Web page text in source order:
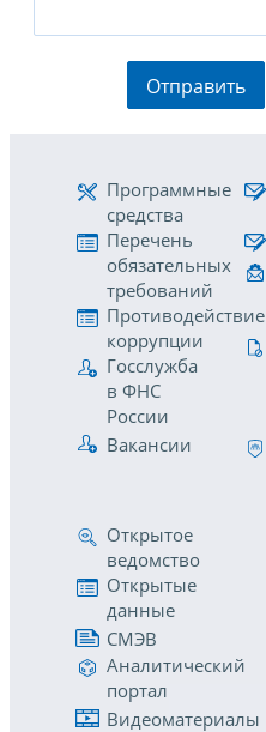
Отправить
Программные
средства
Перечень
обязательных
требований
Противодействие
коррупции
Госслужба
в ФНС
России
Вакансии
Открытое
ведомство
Открытые
данные
СМЭВ
Аналитический
портал
Видеоматериалы